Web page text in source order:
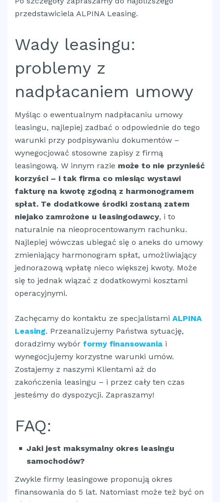
przedstawiciela ALPINA Leasing.
Wady leasingu:
problemy z
nadpłacaniem umowy
Myśląc o ewentualnym nadpłacaniu umowy
leasingu, najlepiej zadbać o odpowiednie do tego
warunki przy podpisywaniu dokumentów –
wynegocjować stosowne zapisy z firmą
leasingową. W innym razie może to nie przynieść
korzyści – i tak firma co miesiąc wystawi
fakturę na kwotę zgodną z harmonogramem
spłat. Te dodatkowe środki zostaną zatem
niejako zamrożone u leasingodawcy, i to
naturalnie na nieoprocentowanym rachunku.
Najlepiej wówczas ubiegać się o aneks do umowy
zmieniający harmonogram spłat, umożliwiający
jednorazową wpłatę nieco większej kwoty. Może
się to jednak wiązać z dodatkowymi kosztami
operacyjnymi.
Zachęcamy do kontaktu ze specjalistami ALPINA
Leasing. Przeanalizujemy Państwa sytuację,
doradzimy wybór formy finansowania i
wynegocjujemy korzystne warunki umów.
Zostajemy z naszymi Klientami aż do
zakończenia leasingu – i przez cały ten czas
jesteśmy do dyspozycji. Zapraszamy!
FAQ:
Jaki jest maksymalny okres leasingu
samochodów?
Zwykle firmy leasingowe proponują okres
finansowania do 5 lat. Natomiast może też być on